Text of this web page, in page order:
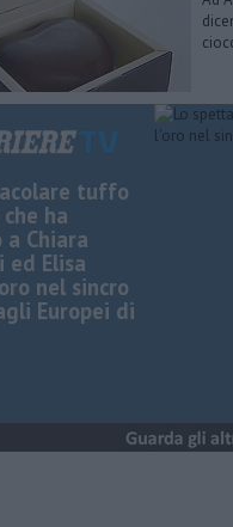
tuffo
ha
Chiara
ed Elisa
nel sincro
Europei di